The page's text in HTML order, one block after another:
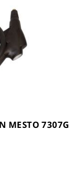
MESTO 7307G